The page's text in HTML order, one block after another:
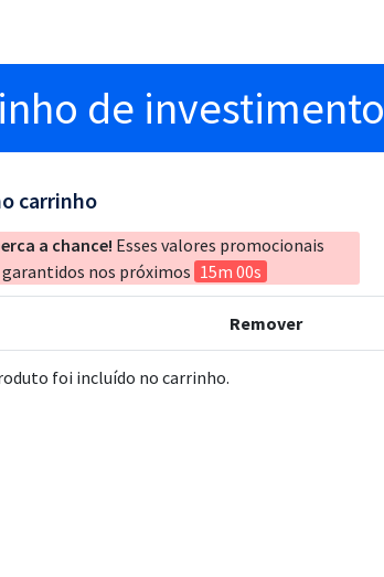
de investimento
carrinho
a chance! Esses valores promocionais
nos próximos 15m 00s
Remover
foi incluído no carrinho.